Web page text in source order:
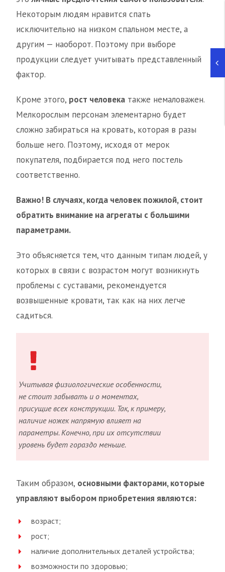
Некоторым людям нравится спать
исключительно на низком спальном месте, а
другим — наоборот. Поэтому при выборе
продукции следует учитывать представленный
фактор.
Кроме этого, рост человека также немаловажен.
Мелкорослым персонам элементарно будет
сложно забираться на кровать, которая в разы
больше него. Поэтому, исходя от мерок
покупателя, подбирается под него постель
соответственно.
Важно! В случаях, когда человек пожилой, стоит
обратить внимание на агрегаты с большими
параметрами.
Это объясняется тем, что данным типам людей, у
которых в связи с возрастом могут возникнуть
проблемы с суставами, рекомендуется
возвышенные кровати, так как на них легче
садиться.
Учитывая физиологические особенности,
не стоит забывать и о моментах,
присущие всех конструкции. Так, к примеру,
наличие ножек напрямую влияет на
параметры. Конечно, при их отсутствии
уровень будет гораздо меньше.
Таким образом, основными факторами, которые
управляют выбором приобретения являются:
возраст;
рост;
наличие дополнительных деталей устройства;
возможности по здоровью;